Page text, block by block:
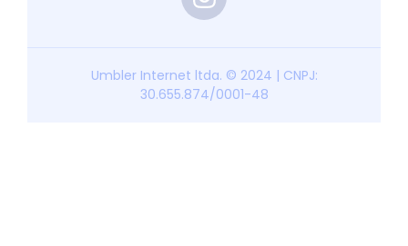
Umbler Internet ltda. © 2024 | CNPJ:
30.655.874/0001-48